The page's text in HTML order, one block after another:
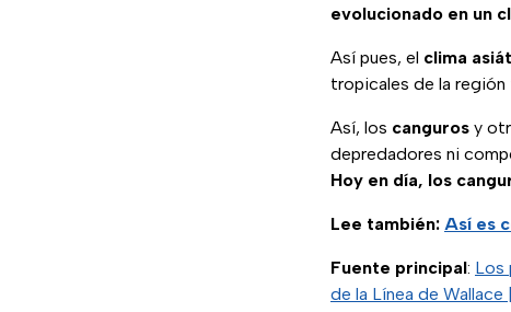
evolucionado en un
Así pues, el clima
tropicales de la
Así, los canguros y
depredadores ni
Hoy en día, los
Lee también: Así es
Fuente principal: Los
de la Línea de